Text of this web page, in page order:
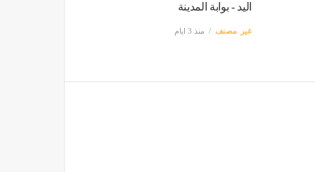
اليد - بوابة المدينة
غير مصنف منذ 3 ايام